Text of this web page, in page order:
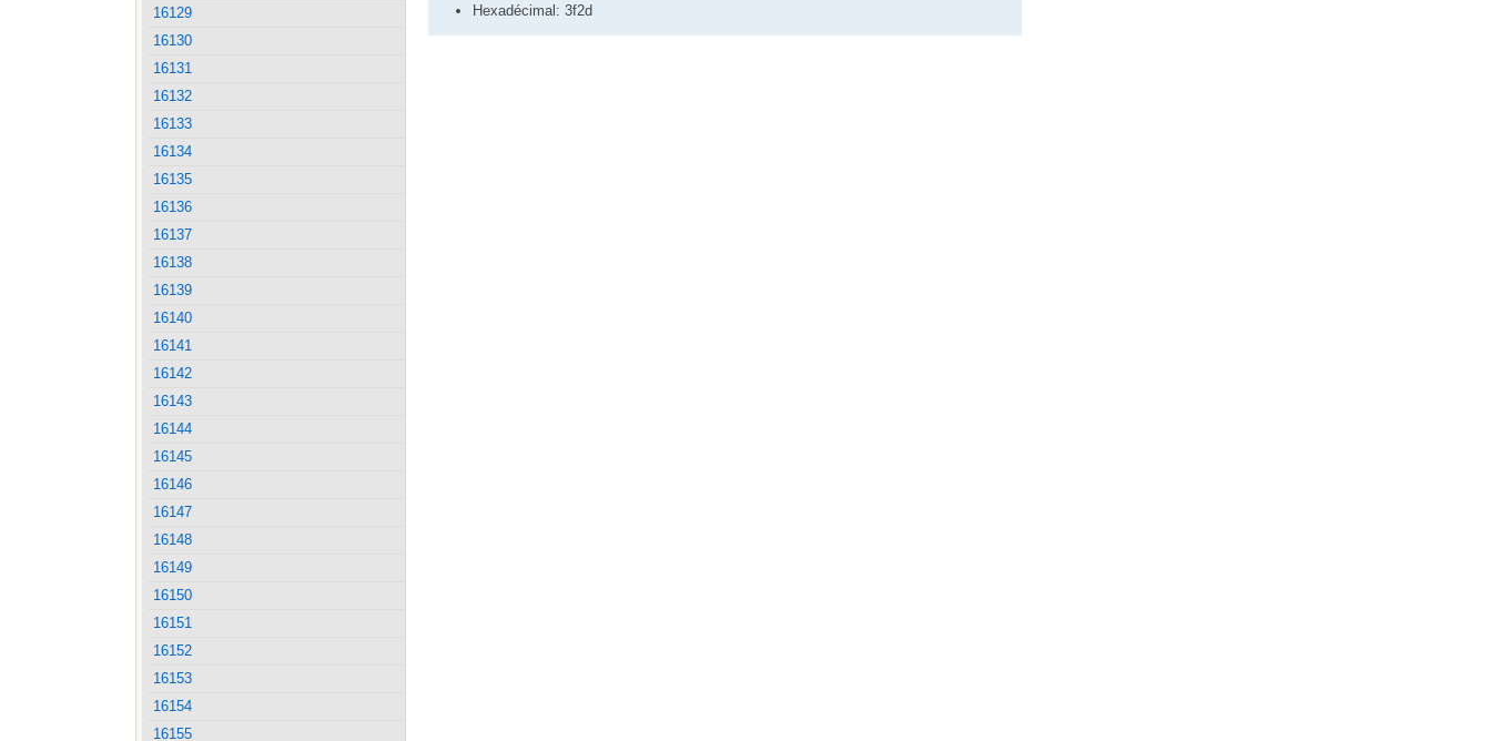
Hexadécimal: 3f2d
16129
16130
16131
16132
16133
16134
16135
16136
16137
16138
16139
16140
16141
16142
16143
16144
16145
16146
16147
16148
16149
16150
16151
16152
16153
16154
16155